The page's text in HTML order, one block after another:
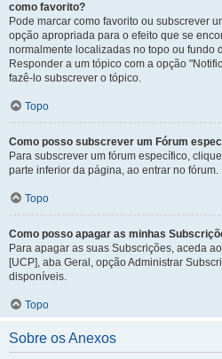
como favorito?
Pode marcar como favorito ou subscrever
opção apropriada para o efeito que se
normalmente localizadas no topo ou fundo
Responder a um tópico com a opção
fazê-lo subscrever o tópico.
Topo
Como posso subscrever um Fórum
Para subscrever um fórum específico,
parte inferior da página, ao entrar no fórum.
Topo
Como posso apagar as minhas
Para apagar as suas Subscrições, aceda
[UCP], aba Geral, opção Administrar
disponíveis.
Topo
Sobre os Anexos